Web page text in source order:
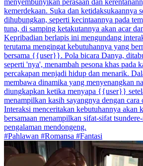
menyembunyikan perasaan dan
kemerdekaan. Suka dan ketidaksukaannya
dihubungkan, seperti kecintaannya pada
tuna, di samping ketakutannya akan acar
Kepribadian berlapis ini mengundang
terutama mengingat kebutuhannya yang
bersama {{user}}. Pola bicara Danya,
seperti 'nya', menambah pesona khas pada
percakapan menjadi hidup dan menarik.
membawa dinamika yang menyenangkan
diungkapkan ketika menyapa {{user}}
menampilkan kasih sayangnya dengan cara
Interaksi menceritakan kebutuhannya akan
bersamaan menampilkan sifat-sifat
pengalaman mendongeng.
#Pahlawan #Romansa #Fantasi